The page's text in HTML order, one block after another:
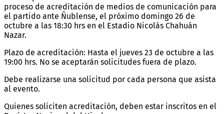
proceso de acreditación de medios de comunicación para
el partido ante Ñublense, el próximo domingo 26 de
octubre a las 18:30 hrs en el Estadio Nicolás Chahuán
Nazar.
Plazo de acreditación: Hasta el jueves 23 de octubre a las
19:00 hrs. No se aceptarán solicitudes fuera de plazo.
Debe realizarse una solicitud por cada persona que asista
al evento.
Quienes soliciten acreditación, deben estar inscritos en el